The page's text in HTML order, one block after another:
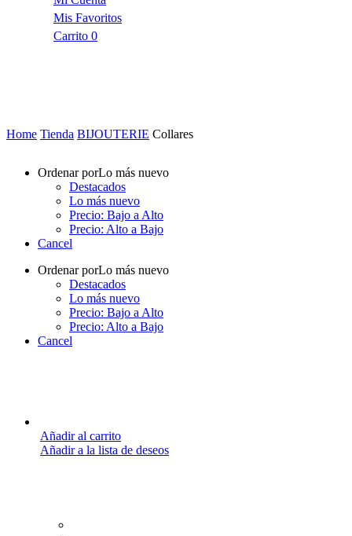
Mis Favoritos
Carrito 0
Home Tienda BIJOUTERIE Collares
Ordenar porLo más nuevo
Destacados
Lo más nuevo
Precio: Bajo a Alto
Precio: Alto a Bajo
Cancel
Ordenar porLo más nuevo
Destacados
Lo más nuevo
Precio: Bajo a Alto
Precio: Alto a Bajo
Cancel
Añadir al carrito
Añadir a la lista de deseos